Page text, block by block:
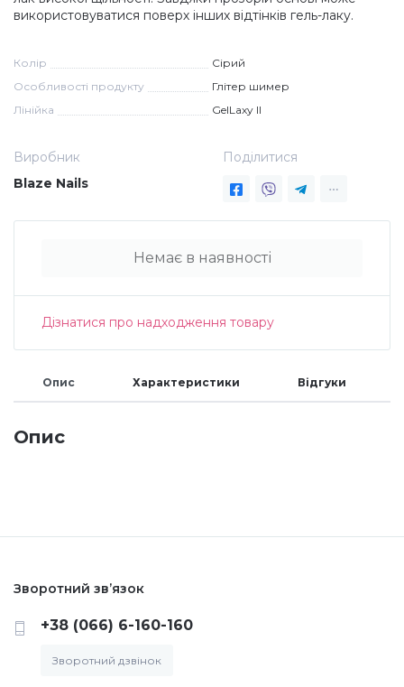
Дезінфекція та стерилізація
Декор для нігтів
Трикутники (каміфубукі)
Наклейки гнучкі лінії
Блискітки (пісок для нігтів)
Блискітки для нігтів
Меланж (цукровий ефект)
використовуватися поверх інших відтінків гель-лаку.
Колір
Сірий
Особливості продукту
Глітер шимер
Лінійка
GelLaxy II
Виробник
Blaze Nails
Поділитися
Немає в наявності
Дізнатися про надходження товару
Опис Характеристики Відгуки
Опис
Зворотний зв’язок
+38 (066) 6-160-160
Зворотний дзвінок